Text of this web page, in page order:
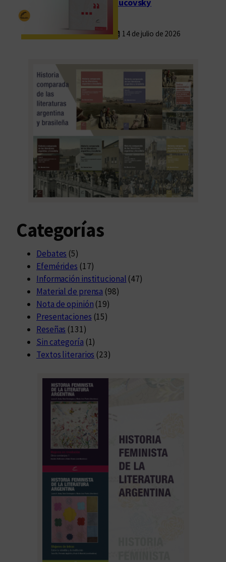
Rucovsky
14 de julio de 2026
Categorías
Debates (5)
Efemérides (17)
Información institucional (47)
Material de prensa (98)
Nota de opinión (19)
Presentaciones (15)
Reseñas (131)
Sin categoría (1)
Textos literarios (23)